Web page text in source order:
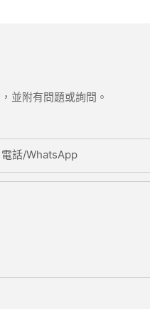
並附有問題或詢問。
電話/WhatsApp